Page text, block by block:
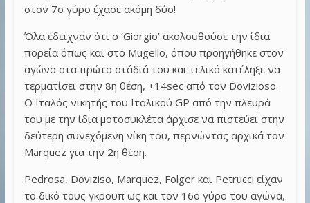
στον 7ο γύρο έχασε ακόμη δύο!
Όλα έδειχναν ότι ο ‘Giorgio’ ακολουθούσε την ίδια
πορεία όπως και στο Mugello, όπου προηγήθηκε στον
αγώνα στα πρώτα στάδιά του και τελικά κατέληξε να
τερματίσει στην 8η θέση, +14sec από τον Dovizioso.
Ο Ιταλός νικητής του Ιταλικού GP από την πλευρά
του με την ίδια μοτοσυκλέτα άρχισε να πιστεύει στην
δεύτερη συνεχόμενη νίκη του, περνώντας αρχικά τον
Marquez για την 2η θέση.
Pedrosa, Doviziso, Marquez, Folger και Petrucci είχαν
το δικό τους γκρουπ ως και τον 16ο γύρο του αγώνα,